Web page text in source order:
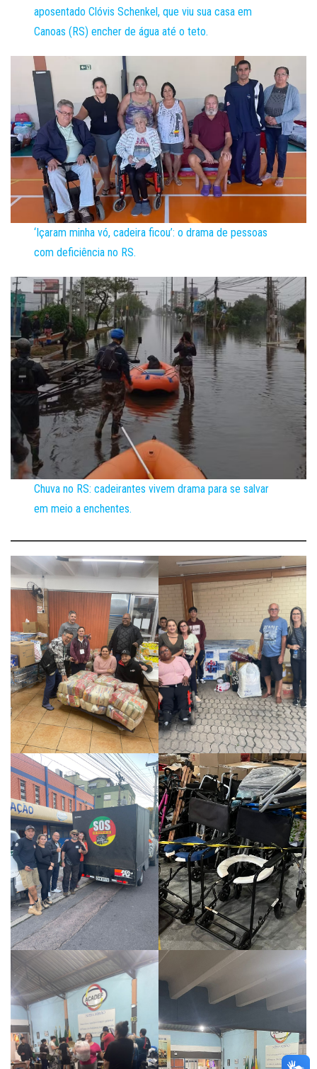
aposentado Clóvis Schenkel, que viu sua casa em
Canoas (RS) encher de água até o teto.
‘Içaram minha vó, cadeira ficou’: o drama de pessoas
com deficiência no RS.
Chuva no RS: cadeirantes vivem drama para se salvar
em meio a enchentes.